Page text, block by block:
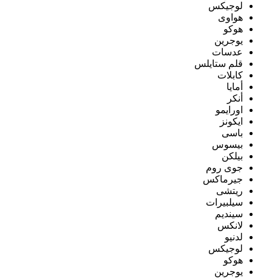
لوجيكس
هواوى
هوكو
يوجرين
عدسات
قلم ستايلس
كابلات
أمايا
أنكر
اورايمو
ايكونز
باسى
بيسوس
بيلكن
جوى روم
جيرماكس
ريتشى
سيلبيرات
سينديم
لانكس
لدنيو
لوجيكس
هوكو
يوجرين